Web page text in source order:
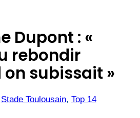
Dupont : «
rebondir
subissait »
Stade Toulousain, Top 14